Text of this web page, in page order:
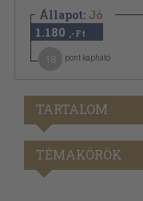
Állapot: Jó
1.180 ,-Ft
pont kapható
TARTALOM
TÉMAKÖRÖK